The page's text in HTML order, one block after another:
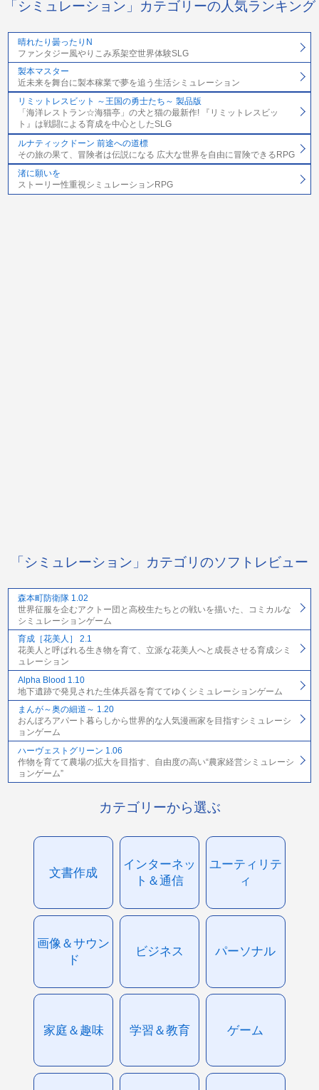
「シミュレーション」カテゴリーの人気ランキング
晴れたり曇ったりN
ファンタジー風やりこみ系架空世界体験SLG
製本マスター
近未来を舞台に製本稼業で夢を追う生活シミュレーション
リミットレスビット ～王国の勇士たち～ 製品版
「海洋レストラン☆海猫亭」の犬と猫の最新作! 『リミットレスビッ
ト』は戦闘による育成を中心としたSLG
ルナティックドーン 前途への道標
その旅の果て、冒険者は伝説になる 広大な世界を自由に冒険できるRPG
渚に願いを
ストーリー性重視シミュレーションRPG
「シミュレーション」カテゴリのソフトレビュー
森本町防衛隊 1.02
世界征服を企むアクトー団と高校生たちとの戦いを描いた、コミカルな
シミュレーションゲーム
育成［花美人］ 2.1
花美人と呼ばれる生き物を育て、立派な花美人へと成長させる育成シミ
ュレーション
Alpha Blood 1.10
地下遺跡で発見された生体兵器を育ててゆくシミュレーションゲーム
まんが～奥の細道～ 1.20
おんぼろアパート暮らしから世界的な人気漫画家を目指すシミュレーシ
ョンゲーム
ハーヴェストグリーン 1.06
作物を育てて農場の拡大を目指す、自由度の高い“農家経営シミュレーシ
ョンゲーム”
カテゴリーから選ぶ
文書作成
インターネッ
ト＆通信
ユーティリテ
ィ
画像＆サウン
ド
ビジネス パーソナル
家庭＆趣味 学習＆教育 ゲーム